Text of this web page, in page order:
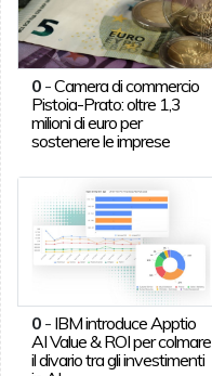
0-Camera di commercio
Pistoia-Prato: oltre 1,3
milioni di euro per
sostenere le imprese
0- IBM introduce Apptio
AI Value & ROI per colmare
il divario tra gli investimenti